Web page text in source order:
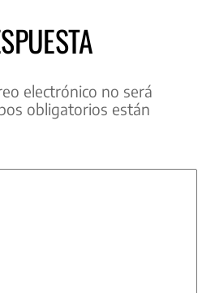
electrónico no será
obligatorios están